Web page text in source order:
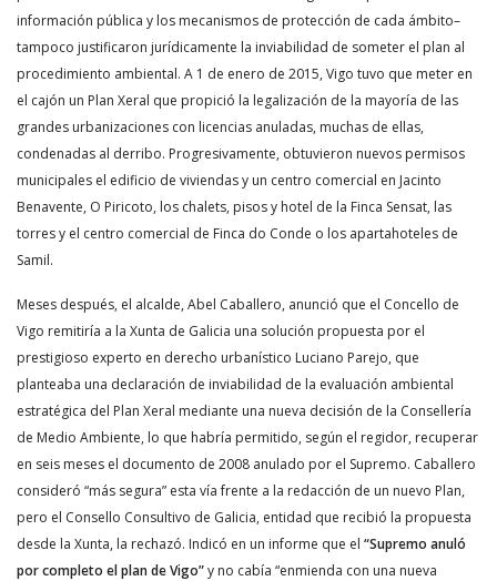
información pública y los mecanismos de protección de cada ámbito–
tampoco justificaron jurídicamente la inviabilidad de someter el plan al
procedimiento ambiental. A 1 de enero de 2015, Vigo tuvo que meter en
el cajón un Plan Xeral que propició la legalización de la mayoría de las
grandes urbanizaciones con licencias anuladas, muchas de ellas,
condenadas al derribo. Progresivamente, obtuvieron nuevos permisos
municipales el edificio de viviendas y un centro comercial en Jacinto
Benavente, O Piricoto, los chalets, pisos y hotel de la Finca Sensat, las
torres y el centro comercial de Finca do Conde o los apartahoteles de
Samil.
Meses después, el alcalde, Abel Caballero, anunció que el Concello de
Vigo remitiría a la Xunta de Galicia una solución propuesta por el
prestigioso experto en derecho urbanístico Luciano Parejo, que
planteaba una declaración de inviabilidad de la evaluación ambiental
estratégica del Plan Xeral mediante una nueva decisión de la Consellería
de Medio Ambiente, lo que habría permitido, según el regidor, recuperar
en seis meses el documento de 2008 anulado por el Supremo. Caballero
consideró “más segura” esta vía frente a la redacción de un nuevo Plan,
pero el Consello Consultivo de Galicia, entidad que recibió la propuesta
desde la Xunta, la rechazó. Indicó en un informe que el “Supremo anuló
por completo el plan de Vigo”y no cabía “enmienda con una nueva